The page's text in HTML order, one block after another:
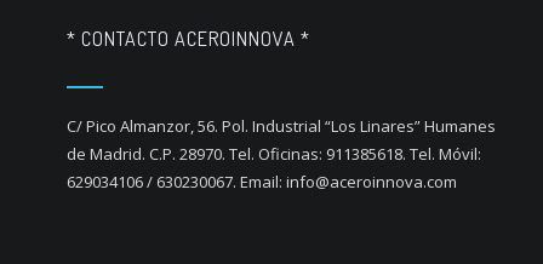
* CONTACTO ACEROINNOVA *
C/ Pico Almanzor, 56. Pol. Industrial “Los Linares” Humanes
de Madrid. C.P. 28970. Tel. Oficinas: 911385618. Tel. Móvil:
629034106 / 630230067. Email: info@aceroinnova.com